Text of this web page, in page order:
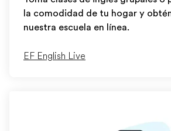
la comodidad de tu hogar y
nuestra escuela en línea.
EF English Live